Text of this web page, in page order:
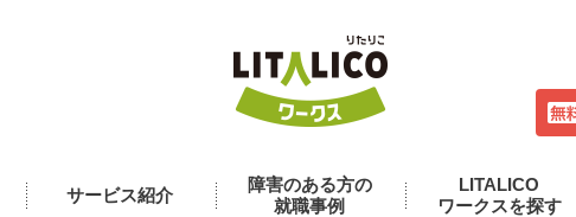
サービス紹介
障害のある方の
就職事例
LITALICO
ワークスを探す